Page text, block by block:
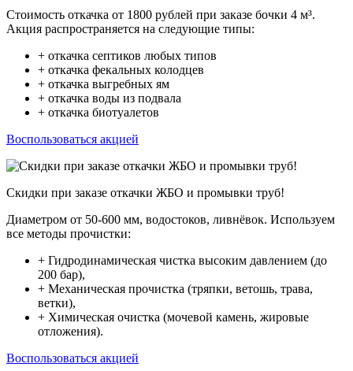
Стоимость откачка от 1800 рублей при заказе бочки 4 м³.
Акция распространяется на следующие типы:
+ откачка септиков любых типов
+ откачка фекальных колодцев
+ откачка выгребных ям
+ откачка воды из подвала
+ откачка биотуалетов
Воспользоваться акцией
Скидки при заказе откачки ЖБО и промывки труб!
Диаметром от 50-600 мм, водостоков, ливнёвок. Используем
все методы прочистки:
+ Гидродинамическая чистка высоким давлением (до
200 бар),
+ Механическая прочистка (тряпки, ветошь, трава,
ветки),
+ Химическая очистка (мочевой камень, жировые
отложения).
Воспользоваться акцией